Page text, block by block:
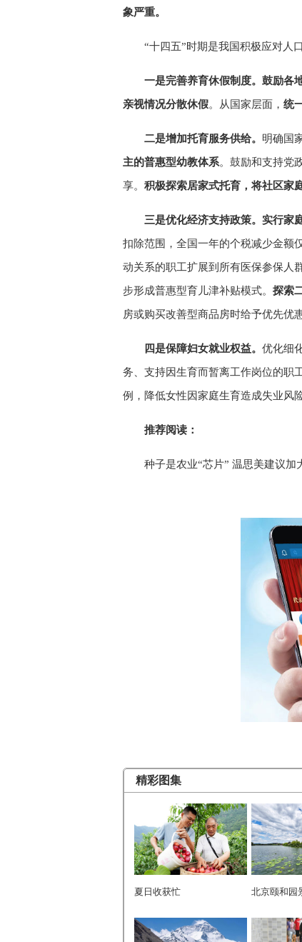
象严重。
“十四五”时期是我国积极应对人
一是完善养育休假制度。鼓励各
亲视情况分散休假。从国家层面， 统
二是增加托育服务供给。 明确国
主的普惠型幼教体系。鼓励和支持党
享。 积极探索居家式托育，将社区家
三是优化经济支持政策。实行家
扣除范围，全国一年的个税减少金额
动关系的职工扩展到所有医保参保人
步形成普惠型育儿津补贴模式。 探索
房或购买改善型商品房时给予优先优惠
四是保障妇女就业权益。 优化细
务、支持因生育而暂离工作岗位的职
例，降低女性因家庭生育造成失业风险
推荐阅读：
种子是农业“芯片” 温思美建议加